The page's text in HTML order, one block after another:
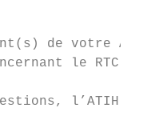
de votre
le RTC.
l’ATIH